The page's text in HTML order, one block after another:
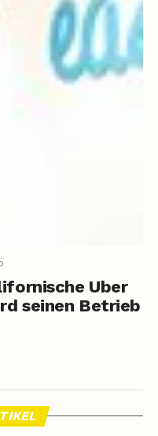
Uber
seinen Betrieb